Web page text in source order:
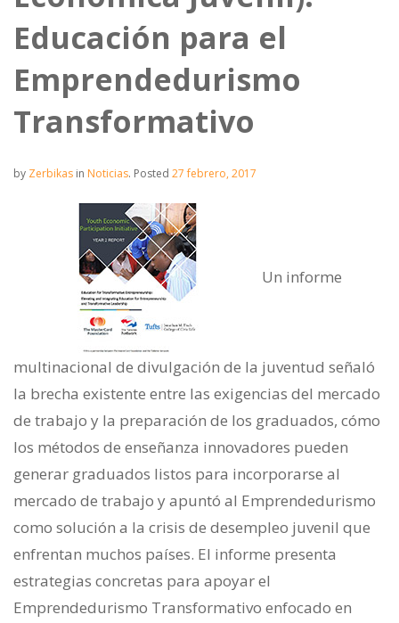
Educación para el
Emprendedurismo
Transformativo
by Zerbikas in Noticias. Posted 27 febrero, 2017
Un informe
multinacional de divulgación de la juventud señaló
la brecha existente entre las exigencias del mercado
de trabajo y la preparación de los graduados, cómo
los métodos de enseñanza innovadores pueden
generar graduados listos para incorporarse al
mercado de trabajo y apuntó al Emprendedurismo
como solución a la crisis de desempleo juvenil que
enfrentan muchos países. El informe presenta
estrategias concretas para apoyar el
Emprendedurismo Transformativo enfocado en